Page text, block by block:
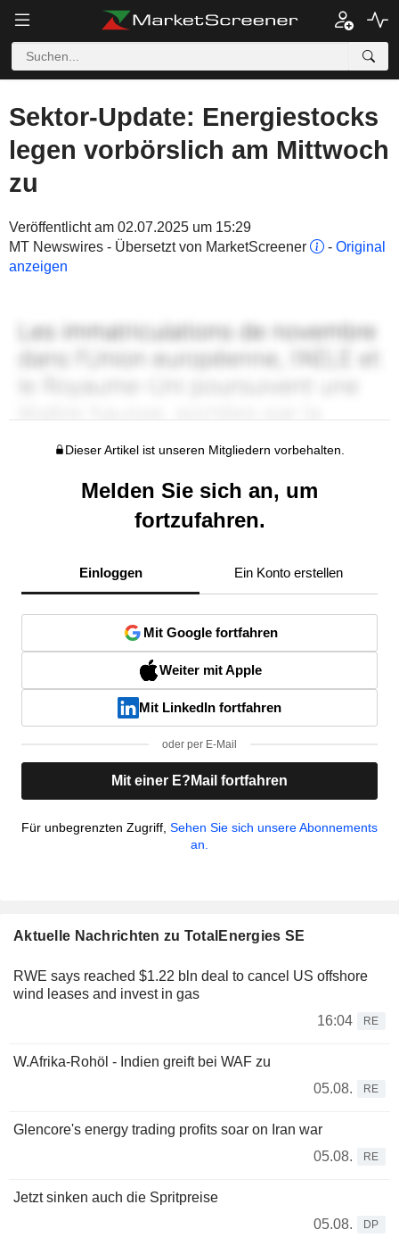
Sektor-Update: Energiestocks
legen vorbörslich am Mittwoch
zu
Veröffentlicht am 02.07.2025 um 15:29
MT Newswires - Übersetzt von MarketScreener
- Original
anzeigen
Dieser Artikel ist unseren Mitgliedern vorbehalten.
Melden Sie sich an, um
fortzufahren.
Einloggen Ein Konto erstellen
Mit Google fortfahren
Weiter mit Apple
Mit LinkedIn fortfahren
oder per E-Mail
Mit einer E?Mail fortfahren
Für unbegrenzten Zugriff, Sehen Sie sich unsere Abonnements
an.
Aktuelle Nachrichten zu TotalEnergies SE
RWE says reached $1.22 bln deal to cancel US offshore
wind leases and invest in gas
16:04
RE
W.Afrika-Rohöl - Indien greift bei WAF zu
05.08.
RE
Glencore's energy trading profits soar on Iran war
05.08.
RE
Jetzt sinken auch die Spritpreise
05.08.
DP